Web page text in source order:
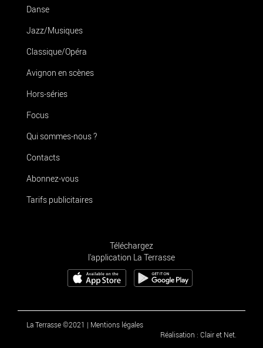
Danse
Jazz/Musiques
Classique/Opéra
Avignon en scènes
Hors-séries
Focus
Qui sommes-nous ?
Contacts
Abonnez-vous
Tarifs publicitaires
Téléchargez
l'application La Terrasse
La Terrasse ©2021 | Mentions légales
Réalisation : Clair et Net.